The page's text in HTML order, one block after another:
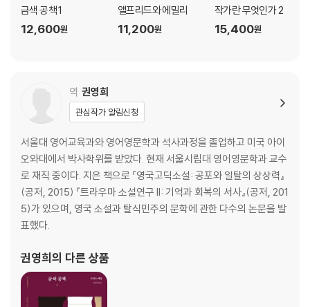
금색 공책 1
12,600원
앨프리드와 에밀리
11,200원
작가란 무엇인가 2
15,400원
역 권영희
관심작가 알림신청
서울대 영어교육과와 영어영문학과 석사과정을 졸업하고 미국 아이
오와대에서 박사학위를 받았다. 현재 서울시립대 영어영문학과 교수
로 재직 중이다. 지은 책으로 『영국고딕소설: 공포와 일탈의 상상력』
(공저, 2015) 『트라우마 소설연구 II: 기억과 회복의 서사』(공저, 201
5)가 있으며, 영국 소설과 탈식민주의 문학에 관한 다수의 논문을 발
표했다.
권영희의 다른 상품